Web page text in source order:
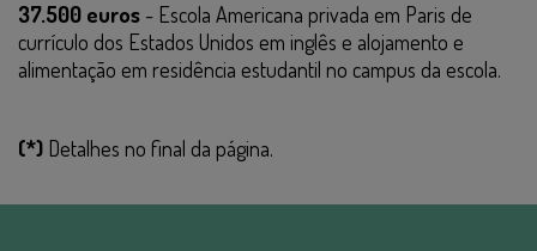
37.500 euros - Escola Americana privada em Paris de
currículo dos Estados Unidos em inglês e alojamento e
alimentação em residência estudantil no campus da escola.
(*) Detalhes no final da página.